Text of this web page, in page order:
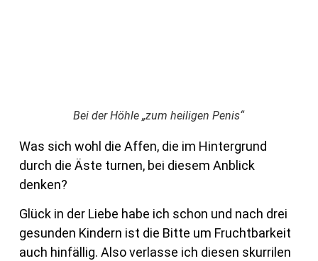
Bei der Höhle „zum heiligen Penis“
Was sich wohl die Affen, die im Hintergrund
durch die Äste turnen, bei diesem Anblick
denken?
Glück in der Liebe habe ich schon und nach drei
gesunden Kindern ist die Bitte um Fruchtbarkeit
auch hinfällig. Also verlasse ich diesen skurrilen